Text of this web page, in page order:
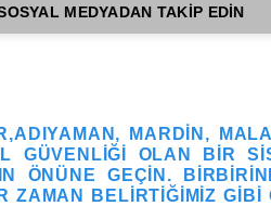
MEDYADAN TAKİP EDİN
MARDIN,
GÜVENLIĞI OLAN BIR
ÖNÜNE GEÇIN.
BELIRTIĞIMIZ GIBI